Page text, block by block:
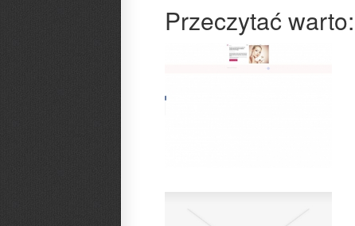
Przeczytać warto: